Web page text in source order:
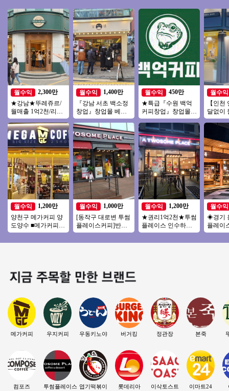
월수익
2,300만
★강남★뚜레쥬르/
월매출 1억2천/리뉴
얼 없음!/ 홀위주 매
장
월수익
1,200만
양천구 메가커피 양
도양수 ■메가커피■
＃목동 강력추천＃
대단지아파트＃반오
월수익
1,400만
『강남 서초 백소정
창업』창업몰 베스
트추천『초보창업
소자본창업 여성창
업 커피창업』
월수익
1,000만
[동작구 대로변 투썸
플레이스커피]반오
토운영/초보창업/여
성창업/커피창업
월수익
450만
★특급『수원 백억
커피창업』창업몰추
천 풀오토 순익 450
만 창업비용 1억미만
월수익
1,200만
★권리1억2천★투썸
플레이스 인수하세
요★특급◈동영상
바로 보내드립니다
월수익
【인천
달없이
만원！
배달없
월수익
◈경기
플레이
뉴얼없
자본창
메가커피
컴포즈
우지커피
투썸플레이스
우동키노야
엽기떡볶이
버거킹
롯데리아
정관장
이삭토스트
본죽
이마트24